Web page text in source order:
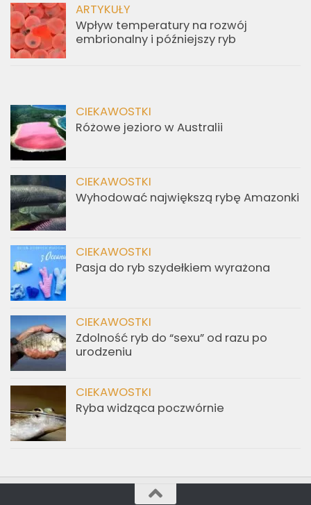
ARTYKUŁY
Wpływ temperatury na rozwój
embrionalny i późniejszy ryb
CIEKAWOSTKI
Różowe jezioro w Australii
CIEKAWOSTKI
Wyhodować największą rybę Amazonki
CIEKAWOSTKI
Pasja do ryb szydełkiem wyrażona
CIEKAWOSTKI
Zdolność ryb do “sexu” od razu po
urodzeniu
CIEKAWOSTKI
Ryba widząca poczwórnie